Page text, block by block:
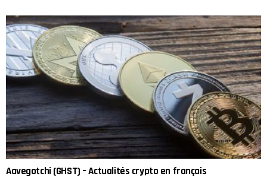
Aavegotchi (GHST) – Actualités crypto en français